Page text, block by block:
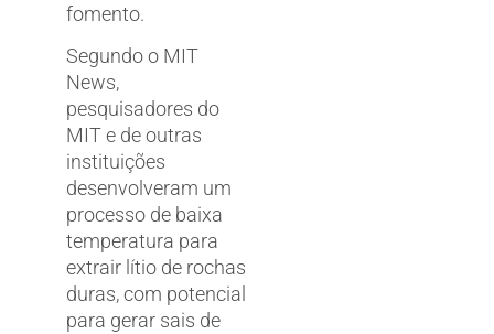
fomento.
Segundo o MIT
News,
pesquisadores do
MIT e de outras
instituições
desenvolveram um
processo de baixa
temperatura para
extrair lítio de rochas
duras, com potencial
para gerar sais de